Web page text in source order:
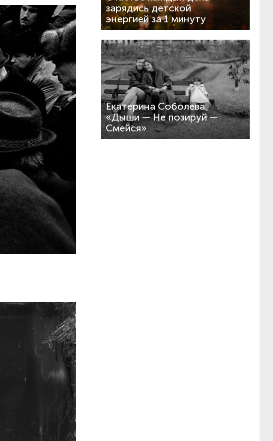
зарядись детской
энергией за 1 минуту
Екатерина Соболева:
«Дыши — Не позируй —
Смейся»